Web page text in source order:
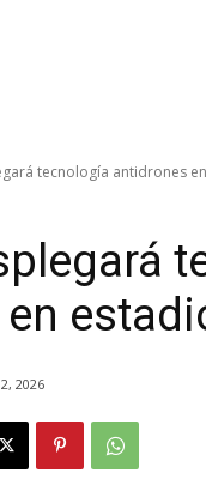
tecnología antidrones
2026